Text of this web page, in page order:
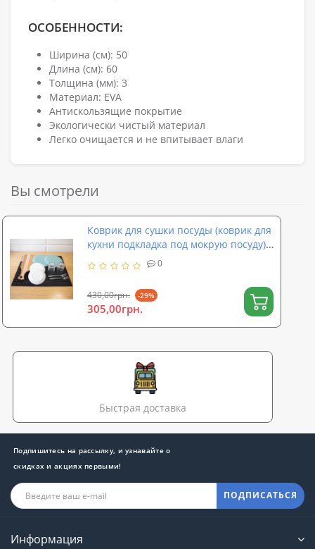
ОСОБЕННОСТИ:
Ширина (см): 50
Длина (см): 60
Толщина (мм): 3
Материал: EVA
Антискользящие покрытие
Экологически чистый материал
Легко очищается и не впитывает влаги
Вы смотрели
Коврик для сушки посуды (коврик для
кухни подкладка под мокрую посуду)
60х50 см OSPORT (R-00055)
0
430,00грн. -29%
305,00грн.
Быстрая доставка
Подпишитесь на рассылку, и узнавайте о
скидках и акциях первыми!
ПОДПИСАТЬСЯ
Информация